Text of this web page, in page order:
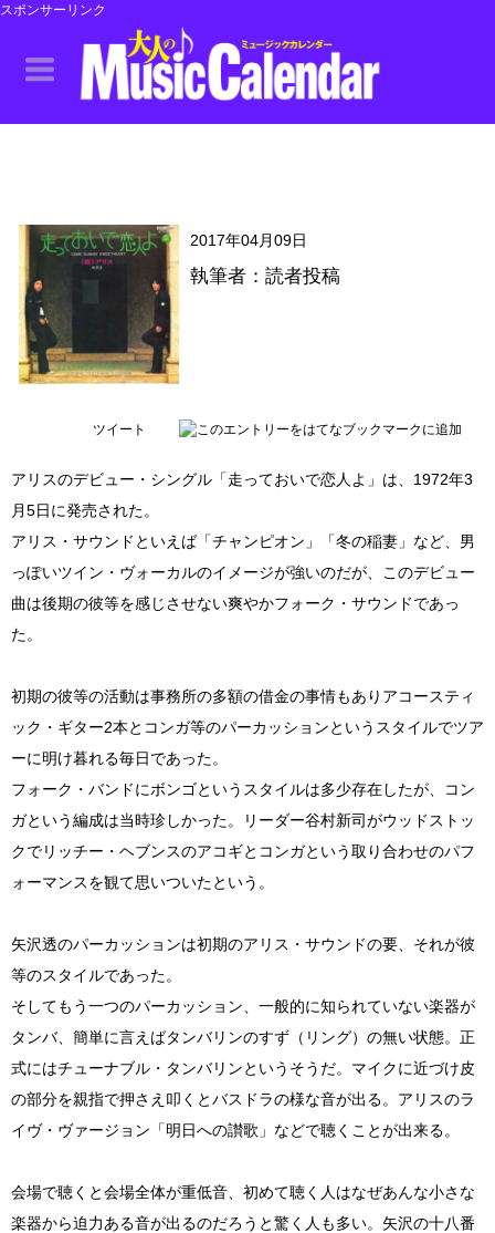
スポンサーリンク
2017年04月09日
執筆者：読者投稿
ツイート
アリスのデビュー・シングル「走っておいで恋人よ」は、1972年3
月5日に発売された。
アリス・サウンドといえば「チャンピオン」「冬の稲妻」など、男
っぽいツイン・ヴォーカルのイメージが強いのだが、このデビュー
曲は後期の彼等を感じさせない爽やかフォーク・サウンドであっ
た。
初期の彼等の活動は事務所の多額の借金の事情もありアコースティ
ック・ギター2本とコンガ等のパーカッションというスタイルでツア
ーに明け暮れる毎日であった。
フォーク・バンドにボンゴというスタイルは多少存在したが、コン
ガという編成は当時珍しかった。リーダー谷村新司がウッドストッ
クでリッチー・ヘブンスのアコギとコンガという取り合わせのパフ
ォーマンスを観て思いついたという。
矢沢透のパーカッションは初期のアリス・サウンドの要、それが彼
等のスタイルであった。
そしてもう一つのパーカッション、一般的に知られていない楽器が
タンバ、簡単に言えばタンバリンのすず（リング）の無い状態。正
式にはチューナブル・タンバリンというそうだ。マイクに近づけ皮
の部分を親指で押さえ叩くとバスドラの様な音が出る。アリスのラ
イヴ・ヴァージョン「明日への讃歌」などで聴くことが出来る。
会場で聴くと会場全体が重低音、初めて聴く人はなぜあんな小さな
楽器から迫力ある音が出るのだろうと驚く人も多い。矢沢の十八番